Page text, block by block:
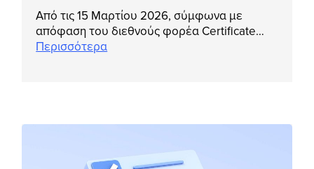
Από τις 15 Μαρτίου 2026, σύμφωνα με
απόφαση του διεθνούς φορέα Certificate…
Περισσότερα